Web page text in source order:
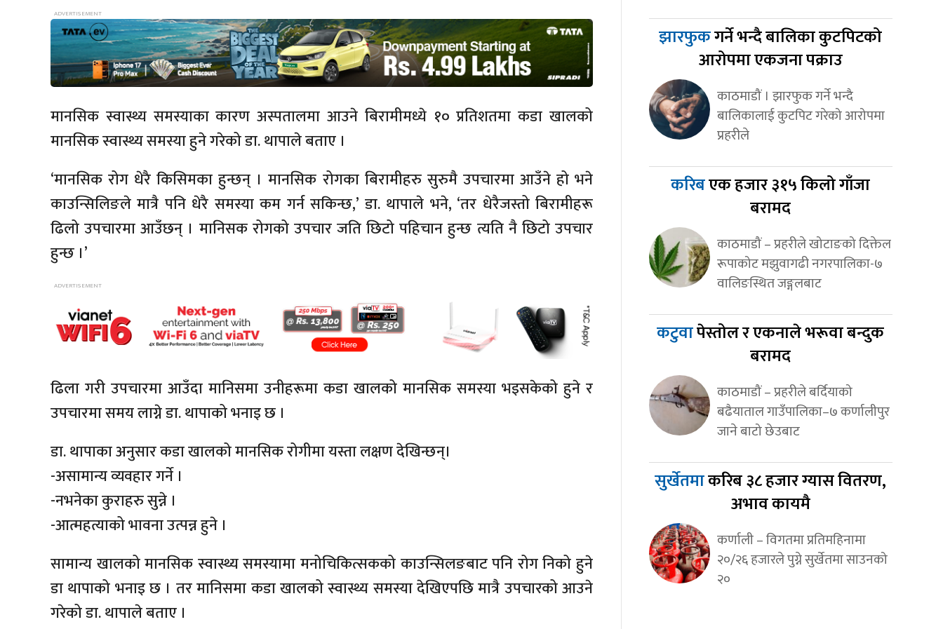
मानसिक स्वास्थ्य समस्याका कारण अस्पतालमा आउने बिरामीमध्ये १० प्रतिशतमा कडा खालको
मानसिक स्वास्थ्य समस्या हुने गरेको डा. थापाले बताए ।
‘मानसिक रोग धेरै किसिमका हुन्छन् । मानसिक रोगका बिरामीहरु सुरुमै उपचारमा आउँने हो भने
काउन्सिलिङले मात्रै पनि धेरै समस्या कम गर्न सकिन्छ,’ डा. थापाले भने, ‘तर धेरैजस्तो बिरामीहरू
ढिलो उपचारमा आउँछन् । मानिसक रोगको उपचार जति छिटो पहिचान हुन्छ त्यति नै छिटो उपचार
हुन्छ ।’
ढिला गरी उपचारमा आउँदा मानिसमा उनीहरूमा कडा खालको मानसिक समस्या भइसकेको हुने र
उपचारमा समय लाग्ने डा. थापाको भनाइ छ ।
डा. थापाका अनुसार कडा खालको मानसिक रोगीमा यस्ता लक्षण देखिन्छन्।
-असामान्य व्यवहार गर्ने ।
-नभनेका कुराहरु सुन्ने ।
-आत्महत्याको भावना उत्पन्न हुने ।
सामान्य खालको मानसिक स्वास्थ्य समस्यामा मनोचिकित्सकको काउन्सिलङबाट पनि रोग निको हुने
डा थापाको भनाइ छ । तर मानिसमा कडा खालको स्वास्थ्य समस्या देखिएपछि मात्रै उपचारको आउने
गरेको डा. थापाले बताए ।
झारफुकगर्ने भन्दै बालिका कुटपिटको
आरोपमा एकजना पक्राउ
काठमाडौं । झारफुक गर्ने भन्दै
बालिकालाई कुटपिट गरेको आरोपमा
प्रहरीले
करिबएक हजार ३१५ किलो गाँजा
बरामद
काठमाडौं – प्रहरीले खोटाङको दिक्तेल
रूपाकोट मझुवागढी नगरपालिका-७
वालिङस्थित जङ्गलबाट
कटुवापेस्तोल र एकनाले भरूवा बन्दुक
बरामद
काठमाडौं – प्रहरीले बर्दियाको
बढैयाताल गाउँपालिका–७ कर्णालीपुर
जाने बाटो छेउबाट
सुर्खेतमाकरिब ३८ हजार ग्यास वितरण,
अभाव कायमै
कर्णाली – विगतमा प्रतिमहिनामा
२०/२६ हजारले पुग्ने सुर्खेतमा साउनको
२०